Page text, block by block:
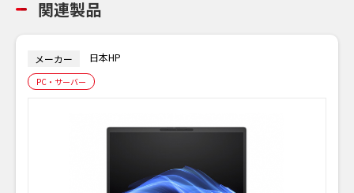
関連製品
メーカー 日本HP
PC・サーバー